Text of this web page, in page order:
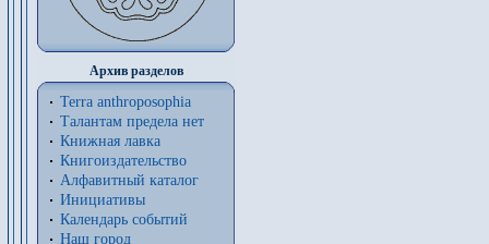
Архив разделов
Terra anthroposophia
Талантам предела нет
Книжная лавка
Книгоиздательство
Алфавитный каталог
Инициативы
Календарь событий
Наш город